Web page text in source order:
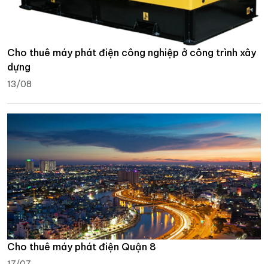
Cho thuê máy phát điện công nghiệp ở công trình xây
dựng
13/08
Cho thuê máy phát điện Quận 8